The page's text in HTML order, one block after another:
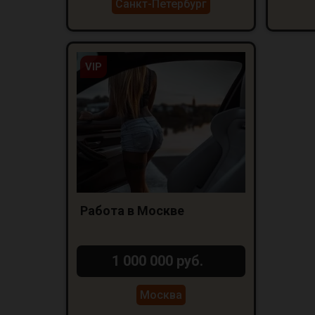
Санкт-Петербург
VIP
Работа в Москве
1 000 000 руб.
Москва